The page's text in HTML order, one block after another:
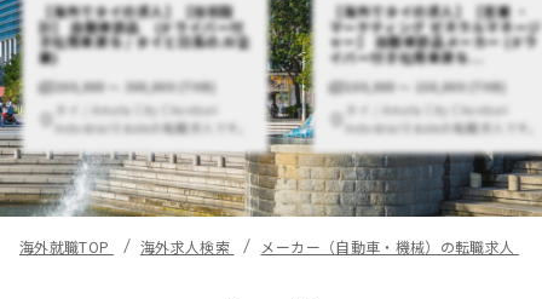
【海外でタイの求人】【技術設
計】 自動車部品 (ドライバー付
き社用車貸与 / タイと日系のJV企
業)
200,000 〜 300,000 (THB)
タイ / Amata City Chonburi
Industrial Estateの転職求人です。
【海外でタイの求人】【営業 ・
マーケティング ゼネラルマネージ
ャー】 自動車部品メーカー (ドラ
イバー付き社用車貸与...
100,000 〜 150,000 (THB)
タイ / Amata City Chonburi
Industrial Estateの転職求人です。
海外就職TOP 海外求人検索 メーカー（自動車・機械）の転職求人